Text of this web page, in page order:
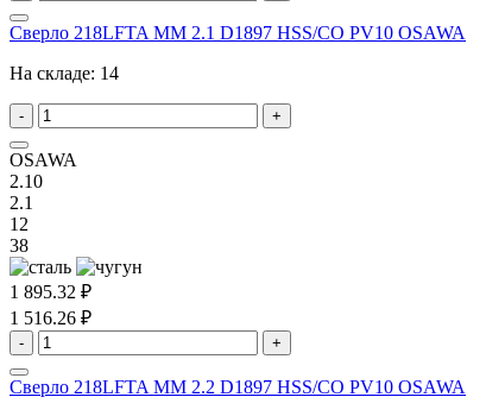
Сверло 218LFTA MM 2.1 D1897 HSS/CO PV10 OSAWA
На складе: 14
- +
OSAWA
2.10
2.1
12
38
1 895.32 ₽
1 516.26 ₽
- +
Сверло 218LFTA MM 2.2 D1897 HSS/CO PV10 OSAWA